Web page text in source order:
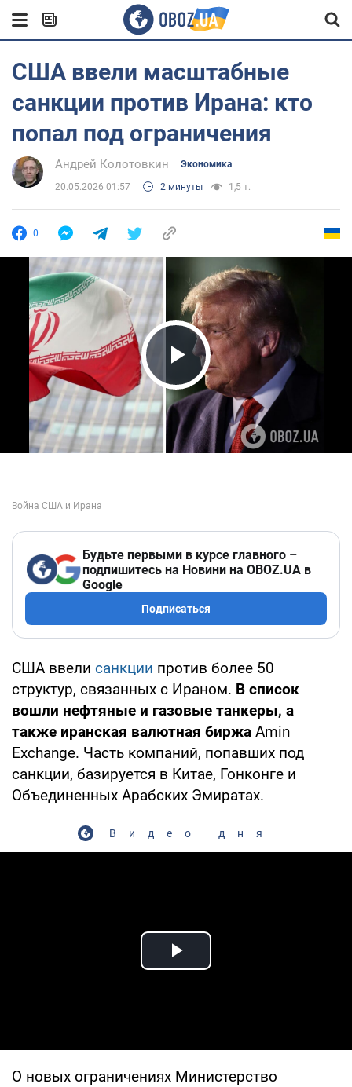
США ввели масштабные
санкции против Ирана: кто
попал под ограничения
Андрей Колотовкин Экономика
20.05.2026 01:57 2 минуты 1,5 т.
0
Play Video
Будьте первыми в курсе главного –
подпишитесь на Новини на OBOZ.UA в
Google
Подписаться
США ввели санкции против более 50
структур, связанных с Ираном. В список
вошли нефтяные и газовые танкеры, а
также иранская валютная биржа Amin
Exchange. Часть компаний, попавших под
санкции, базируется в Китае, Гонконге и
Объединенных Арабских Эмиратах.
Видео дня
Play Video
О новых ограничениях Министерство